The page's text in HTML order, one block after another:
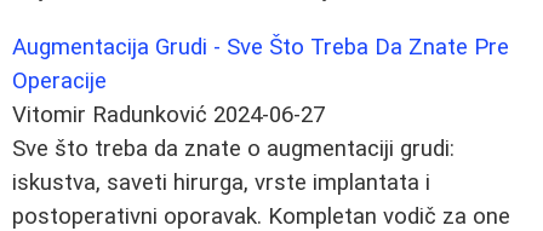
Augmentacija Grudi - Sve Što Treba Da Znate Pre
Operacije
Vitomir Radunković 2024-06-27
Sve što treba da znate o augmentaciji grudi:
iskustva, saveti hirurga, vrste implantata i
postoperativni oporavak. Kompletan vodič za one